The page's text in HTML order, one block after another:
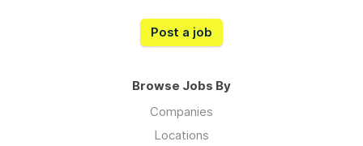
voor meer info over Op Wielekes bekijk
alvast eens onze
eens op 0476 787533
Post a job
Browse Jobs By
Companies
Locations